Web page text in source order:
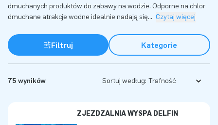
dmuchanych produktów do zabawy na wodzie. Odporne na chlor
dmuchane atrakcje wodne idealnie nadają się... Czytaj więcej
Filtruj Kategorie
75 wyników Sortuj według:
ZJEŻDŻALNIA WYSPA DELFIN